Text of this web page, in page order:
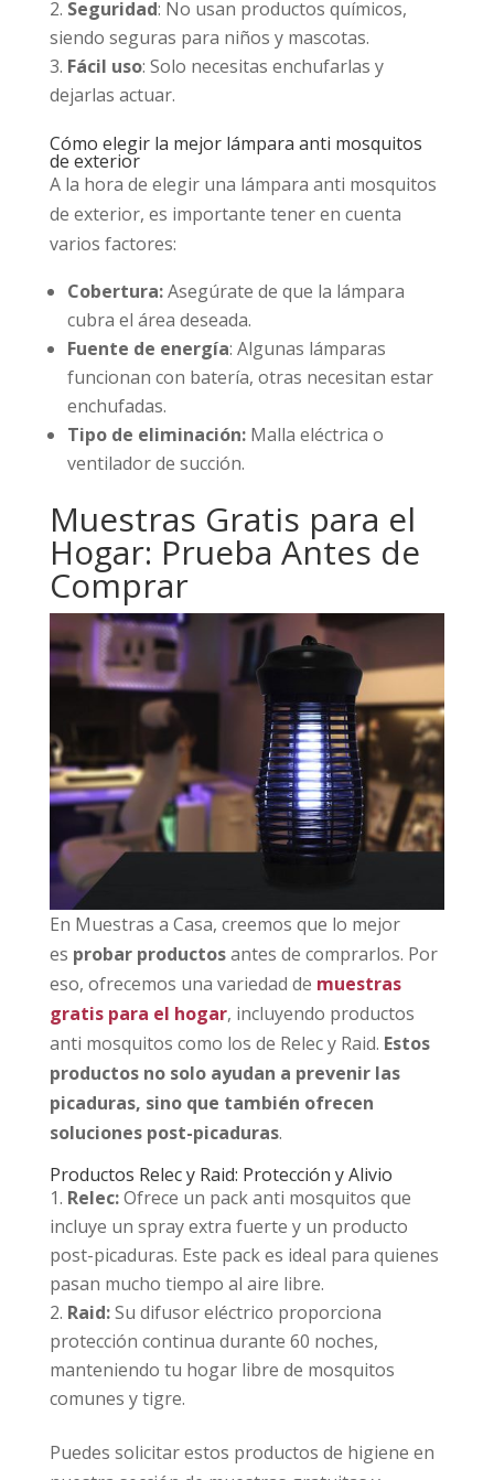
Seguridad: No usan productos químicos,
siendo seguras para niños y mascotas.
Fácil uso: Solo necesitas enchufarlas y
dejarlas actuar.
Cómo elegir la mejor lámpara anti mosquitos
de exterior
A la hora de elegir una lámpara anti mosquitos
de exterior, es importante tener en cuenta
varios factores:
Cobertura:Asegúrate de que la lámpara
cubra el área deseada.
Fuente de energía: Algunas lámparas
funcionan con batería, otras necesitan estar
enchufadas.
Tipo de eliminación:Malla eléctrica o
ventilador de succión.
Muestras Gratis para el
Hogar: Prueba Antes de
Comprar
En Muestras a Casa, creemos que lo mejor
es probar productosantes de comprarlos. Por
eso, ofrecemos una variedad de muestras
gratis para el hogar, incluyendo productos
anti mosquitos como los de Relec y Raid. Estos
productos no solo ayudan a prevenir las
picaduras, sino que también ofrecen
soluciones post-picaduras.
Productos Relec y Raid: Protección y Alivio
Relec:Ofrece un pack anti mosquitos que
incluye un spray extra fuerte y un producto
post-picaduras. Este pack es ideal para quienes
pasan mucho tiempo al aire libre.
Raid:Su difusor eléctrico proporciona
protección continua durante 60 noches,
manteniendo tu hogar libre de mosquitos
comunes y tigre.
Puedes solicitar estos productos de higiene en